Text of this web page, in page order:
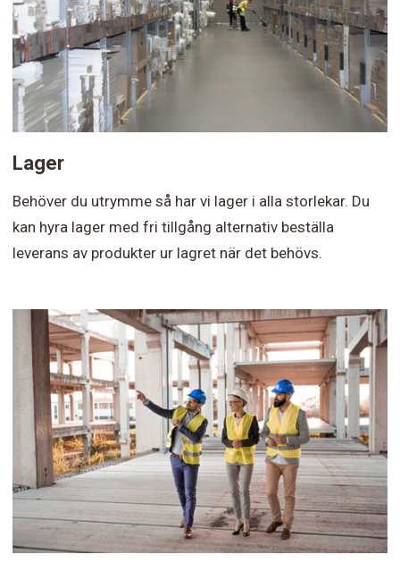
Lager
Behöver du utrymme så har vi lager i alla storlekar. Du
kan hyra lager med fri tillgång alternativ beställa
leverans av produkter ur lagret när det behövs.